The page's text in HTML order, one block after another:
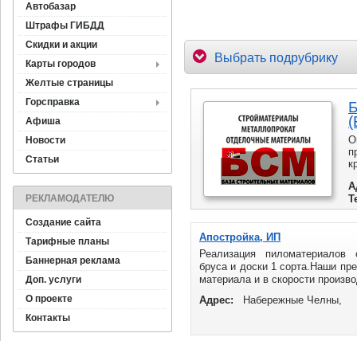
Автобазар
Штрафы ГИБДД
Скидки и акции
Карты городов
Желтые страницы
Горсправка
Афиша
Новости
Статьи
РЕКЛАМОДАТЕЛЮ
Создание сайта
Тарифные планы
Баннерная реклама
Доп. услуги
О проекте
Контакты
Выбрать подрубрику
Апостройка, ИП
Реализация пиломатериалов
бруса и доски 1 сорта.Наши
материала и в скорости
Адрес:
Набережные Челны,